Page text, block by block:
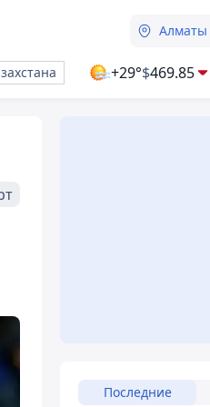
Алматы
+29°$469.85
Последние